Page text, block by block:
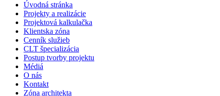
Úvodná stránka
Projekty a realizácie
Projektová kalkulačka
Klientska zóna
Cenník služieb
CLT špecializácia
Postup tvorby projektu
Médiá
O nás
Kontakt
Zóna architekta